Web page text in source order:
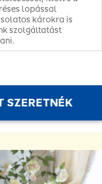
lopással
károkra is
szolgáltatást
SZERETNÉK